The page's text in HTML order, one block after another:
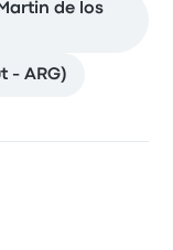
de los
- ARG)